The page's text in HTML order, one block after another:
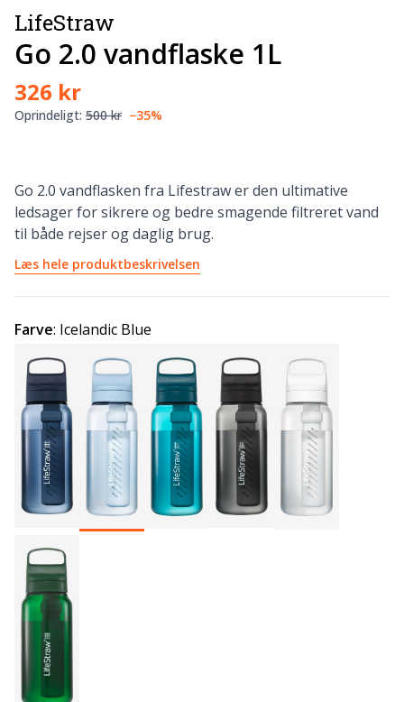
LifeStraw
Go 2.0 vandflaske 1L
326 kr
Oprindeligt: 500 kr −35%
Go 2.0 vandflasken fra Lifestraw er den ultimative
ledsager for sikrere og bedre smagende filtreret vand
til både rejser og daglig brug.
Læs hele produktbeskrivelsen
Farve: Icelandic Blue